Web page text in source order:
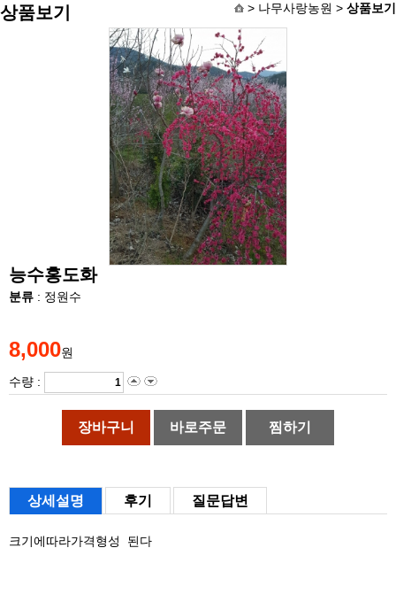
상품보기 > 나무사랑농원 > 상품보기
능수홍도화
분류 : 정원수
8,000원
수량 :
장바구니 바로주문 찜하기
상세설명 후기 질문답변
크기에따라가격형성 된다